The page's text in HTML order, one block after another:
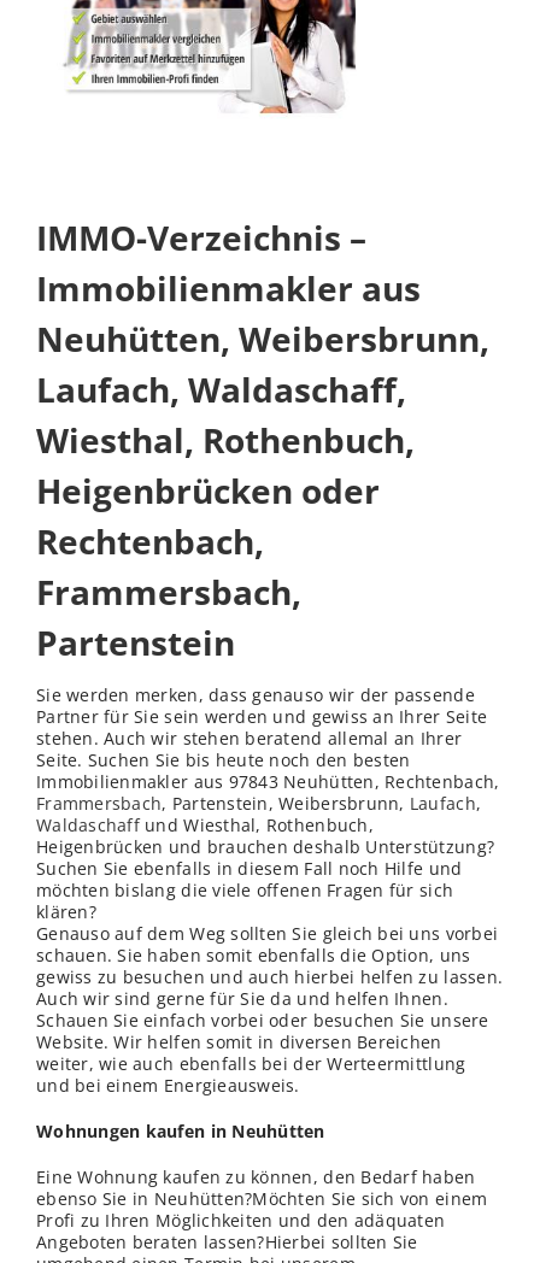
IMMO-Verzeichnis –
Immobilienmakler aus
Neuhütten, Weibersbrunn,
Laufach, Waldaschaff,
Wiesthal, Rothenbuch,
Heigenbrücken oder
Rechtenbach,
Frammersbach,
Partenstein
Sie werden merken, dass genauso wir der passende
Partner für Sie sein werden und gewiss an Ihrer Seite
stehen. Auch wir stehen beratend allemal an Ihrer
Seite. Suchen Sie bis heute noch den besten
Immobilienmakler aus 97843 Neuhütten, Rechtenbach,
Frammersbach, Partenstein, Weibersbrunn, Laufach,
Waldaschaffund Wiesthal, Rothenbuch,
Heigenbrücken und brauchen deshalb Unterstützung?
Suchen Sie ebenfalls in diesem Fall noch Hilfe und
möchten bislang die viele offenen Fragen für sich
klären?
Genauso auf dem Weg sollten Sie gleich bei uns vorbei
schauen. Sie haben somit ebenfalls die Option, uns
gewiss zu besuchen und auch hierbei helfen zu lassen.
Auch wir sind gerne für Sie da und helfen Ihnen.
Schauen Sie einfach vorbei oder besuchen Sie unsere
Website. Wir helfen somit in diversen Bereichen
weiter, wie auch ebenfalls bei der Werteermittlung
und bei einem Energieausweis.
Wohnungen kaufen in Neuhütten
Eine Wohnung kaufen zu können, den Bedarf haben
ebenso Sie in Neuhütten?Möchten Sie sich von einem
Profi zu Ihren Möglichkeiten und den adäquaten
Angeboten beraten lassen?Hierbei sollten Sie